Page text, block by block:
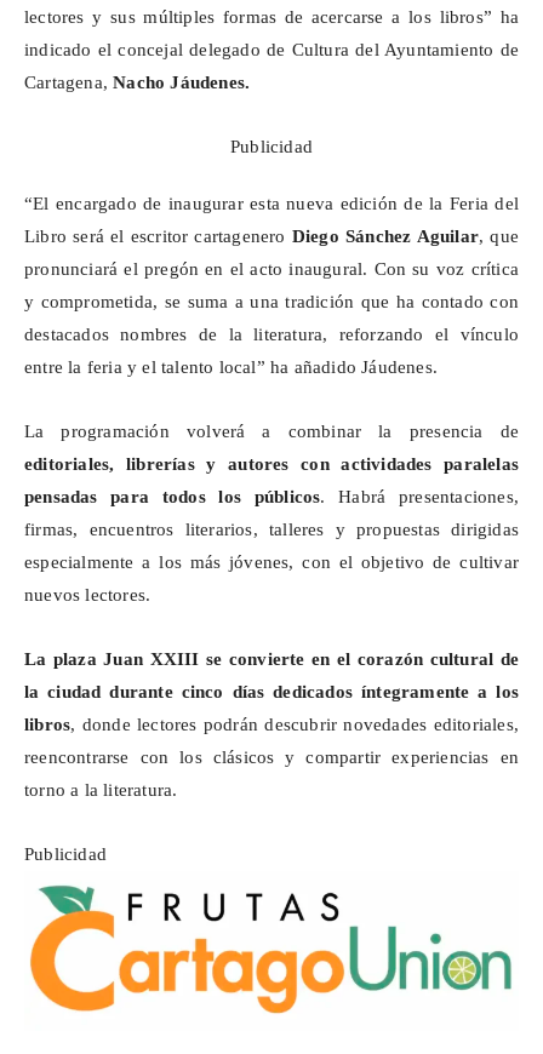
lectores y sus múltiples formas de acercarse a los libros” ha
indicado el concejal delegado de Cultura del Ayuntamiento de
Cartagena,NachoJáudenes.
Publicidad
“El encargado de inaugurar esta nueva edición de la Feria del
Libro será el escritor cartagenero Diego Sánchez Aguilar, que
pronunciará el pregón en el acto inaugural. Con su voz crítica
y comprometida, se suma a una tradición que ha contado con
destacados nombres de la literatura, reforzando el vínculo
entre la feria y el talento local” ha añadidoJáudenes.
La programación volverá a combinar la presencia de
editoriales, librerías y autores con actividades paralelas
pensadas para todos los públicos. Habrá presentaciones,
firmas, encuentros literarios, talleres y propuestas dirigidas
especialmente a los más jóvenes, con el objetivo de cultivar
nuevos lectores.
La plaza Juan XXIII se convierte en el corazón cultural de
la ciudad durante cinco días dedicados íntegramente a los
libros, donde lectores podrán descubrir novedades editoriales,
reencontrarse con los clásicos y compartir experiencias en
torno a la literatura.
Publicidad